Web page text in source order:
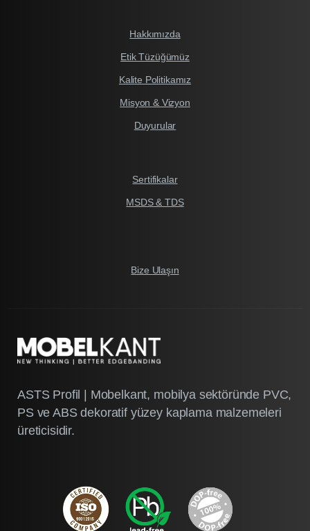
Hakkımızda
Etik Tüzüğümüz
Kalite Politikamız
Misyon & Vizyon
Duyurular
Sertifikalar
MSDS & TDS
Bize Ulaşın
ASTS Profil | Mobelkant, mobilya sektöründe PVC,
PS ve ABS dekoratif yüzey kaplama malzemeleri
üreticisidir.